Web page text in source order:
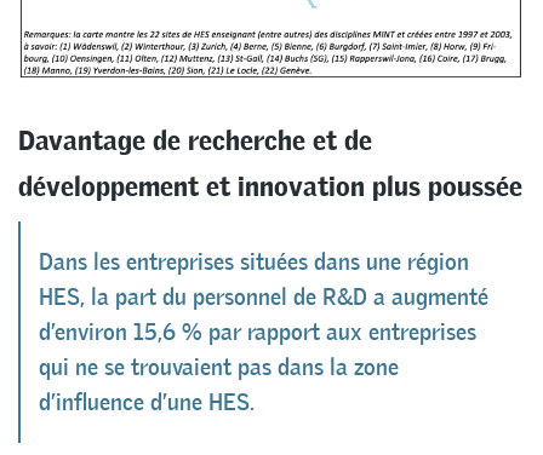
Davantage de recherche et de
développement et innovation plus poussée
Dans les entreprises situées dans une région
HES, la part du personnel de R&D a augmenté
d’environ 15,6 % par rapport aux entreprises
qui ne se trouvaient pas dans la zone
d’influence d’une HES.